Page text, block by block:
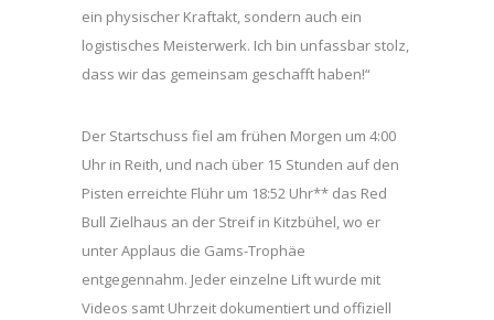
ein physischer Kraftakt, sondern auch ein
logistisches Meisterwerk. Ich bin unfassbar stolz,
dass wir das gemeinsam geschafft haben!“
Der Startschuss fiel am frühen Morgen um 4:00
Uhr in Reith, und nach über 15 Stunden auf den
Pisten erreichte Flühr um 18:52 Uhr** das Red
Bull Zielhaus an der Streif in Kitzbühel, wo er
unter Applaus die Gams-Trophäe
entgegennahm. Jeder einzelne Lift wurde mit
Videos samt Uhrzeit dokumentiert und offiziell